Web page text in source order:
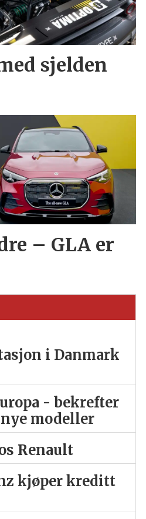
sjelden
– GLA er
i Danmark
- bekrefter
modeller
Renault
kjøper kreditt